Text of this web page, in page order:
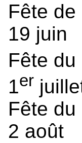
Fête
19 juin
Fête
1er
Fête
2 août